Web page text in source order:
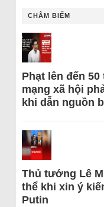
CHÂM BIẾM
Phạt lên đến
mạng xã hội
khi dẫn nguồn
Thủ tướng Lê
thể khi xin ý
Putin